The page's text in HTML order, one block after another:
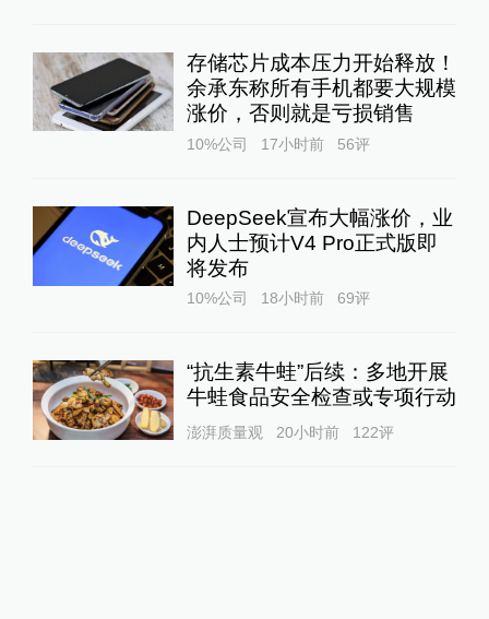
存储芯片成本压力开始释放！
余承东称所有手机都要大规模
涨价，否则就是亏损销售
10%公司 17小时前 56评
DeepSeek宣布大幅涨价，业
内人士预计V4 Pro正式版即
将发布
10%公司 18小时前 69评
“抗生素牛蛙”后续：多地开展
牛蛙食品安全检查或专项行动
澎湃质量观 20小时前 122评